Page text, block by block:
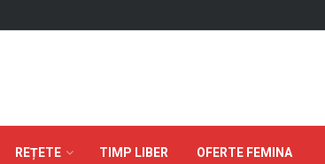
REȚETE TIMP LIBER OFERTE FEMINA